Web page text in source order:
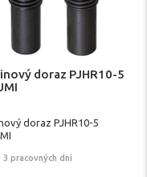
doraz PJHR10-5
doraz PJHR10-5
3 pracovných dní